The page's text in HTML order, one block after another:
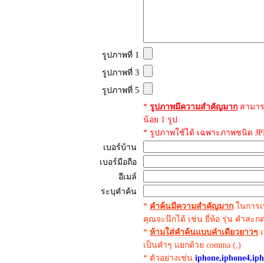
รูปภาพที่ 1
รูปภาพที่ 3
รูปภาพที่ 5
* รูปภาพมีความสำคัญมาก สามา
น้อย 1 รูป
* รูปภาพใช้ได้ เฉพาะภาพชนิด
เบอร์บ้าน
เบอร์มือถือ
อีเมล์
ระบุคำค้น
* คำค้นมีความสำคัญมาก ในการ
คุณจะนึกได้ เช่น ยี่ห้อ รุ่น คำสะก
* ห้ามใส่คำค้นแบบคำเดียวยาวๆ
เป็นคำๆ แยกด้วย comma (,)
* ตัวอย่างเช่น